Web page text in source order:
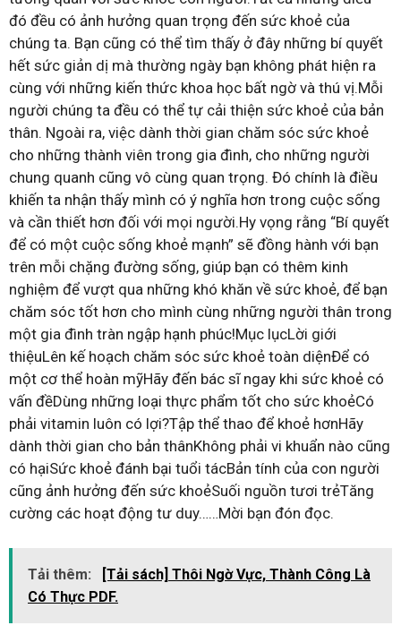
đó đều có ảnh hưởng quan trọng đến sức khoẻ của
chúng ta. Bạn cũng có thể tìm thấy ở đây những bí quyết
hết sức giản dị mà thường ngày bạn không phát hiện ra
cùng với những kiến thức khoa học bất ngờ và thú vị.Mỗi
người chúng ta đều có thể tự cải thiện sức khoẻ của bản
thân. Ngoài ra, việc dành thời gian chăm sóc sức khoẻ
cho những thành viên trong gia đình, cho những người
chung quanh cũng vô cùng quan trọng. Đó chính là điều
khiến ta nhận thấy mình có ý nghĩa hơn trong cuộc sống
và cần thiết hơn đối với mọi người.Hy vọng rằng “Bí quyết
để có một cuộc sống khoẻ mạnh” sẽ đồng hành với bạn
trên mỗi chặng đường sống, giúp bạn có thêm kinh
nghiệm để vượt qua những khó khăn về sức khoẻ, để bạn
chăm sóc tốt hơn cho mình cùng những người thân trong
một gia đình tràn ngập hạnh phúc!Mục lụcLời giới
thiệuLên kế hoạch chăm sóc sức khoẻ toàn diệnĐể có
một cơ thể hoàn mỹHãy đến bác sĩ ngay khi sức khoẻ có
vấn đềDùng những loại thực phẩm tốt cho sức khoẻCó
phải vitamin luôn có lợi?Tập thể thao để khoẻ hơnHãy
dành thời gian cho bản thânKhông phải vi khuẩn nào cũng
có hạiSức khoẻ đánh bại tuổi tácBản tính của con người
cũng ảnh hưởng đến sức khoẻSuối nguồn tươi trẻTăng
cường các hoạt động tư duy……Mời bạn đón đọc.
Tải thêm:
[Tải sách] Thôi Ngờ Vực, Thành Công Là
Có Thực PDF.